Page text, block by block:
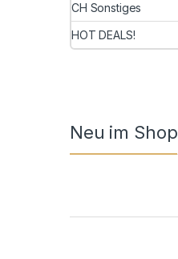
CH Sonstiges
HOT DEALS!
Neu im Shop